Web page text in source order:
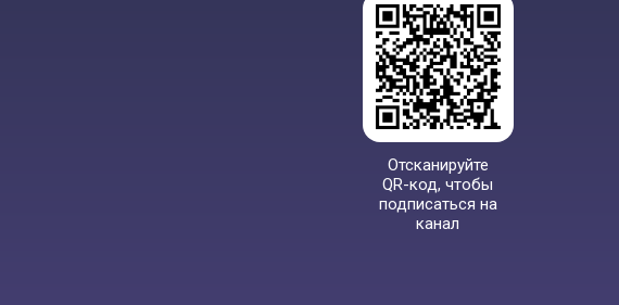
Отсканируйте
QR-код, чтобы
подписаться на
канал